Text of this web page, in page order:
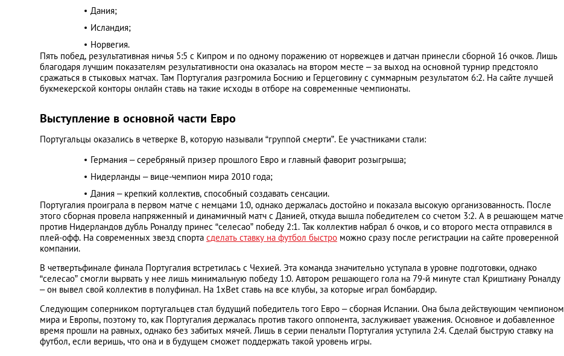
Дания;
Исландия;
Норвегия.
Пять побед, результативная ничья 5:5 с Кипром и по одному поражению от норвежцев и датчан принесли сборной 16 очков. Лишь
благодаря лучшим показателям результативности она оказалась на втором месте – за выход на основной турнир предстояло
сражаться в стыковых матчах. Там Португалия разгромила Боснию и Герцеговину с суммарным результатом 6:2. На сайте лучшей
букмекерской конторы онлайн ставь на такие исходы в отборе на современные чемпионаты.
Выступление в основной части Евро
Португальцы оказались в четверке В, которую называли “группой смерти”. Ее участниками стали:
Германия – серебряный призер прошлого Евро и главный фаворит розыгрыша;
Нидерланды – вице-чемпион мира 2010 года;
Дания – крепкий коллектив, способный создавать сенсации.
Португалия проиграла в первом матче с немцами 1:0, однако держалась достойно и показала высокую организованность. После
этого сборная провела напряженный и динамичный матч с Данией, откуда вышла победителем со счетом 3:2. А в решающем матче
против Нидерландов дубль Роналду принес “селесао” победу 2:1. Так коллектив набрал 6 очков, и со второго места отправился в
плей-офф. На современных звезд спорта сделать ставку на футбол быстро можно сразу после регистрации на сайте проверенной
компании.
В четвертьфинале финала Португалия встретилась с Чехией. Эта команда значительно уступала в уровне подготовки, однако
“селесао” смогли вырвать у нее лишь минимальную победу 1:0. Автором решающего гола на 79-й минуте стал Криштиану Роналду
– он вывел свой коллектив в полуфинал. На 1xBet ставь на все клубы, за которые играл бомбардир.
Следующим соперником португальцев стал будущий победитель того Евро – сборная Испании. Она была действующим чемпионом
мира и Европы, поэтому то, как Португалия держалась против такого оппонента, заслуживает уважения. Основное и добавленное
время прошли на равных, однако без забитых мячей. Лишь в серии пенальти Португалия уступила 2:4. Сделай быструю ставку на
футбол, если веришь, что она и в будущем сможет поддержать такой уровень игры.